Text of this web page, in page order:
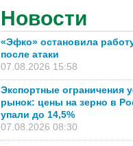
Новости
«Эфко» остановила
после атаки
07.08.2026 15:58
Экспортные ограничения
рынок: цены на зерно в
упали до 14,5%
07.08.2026 08:30